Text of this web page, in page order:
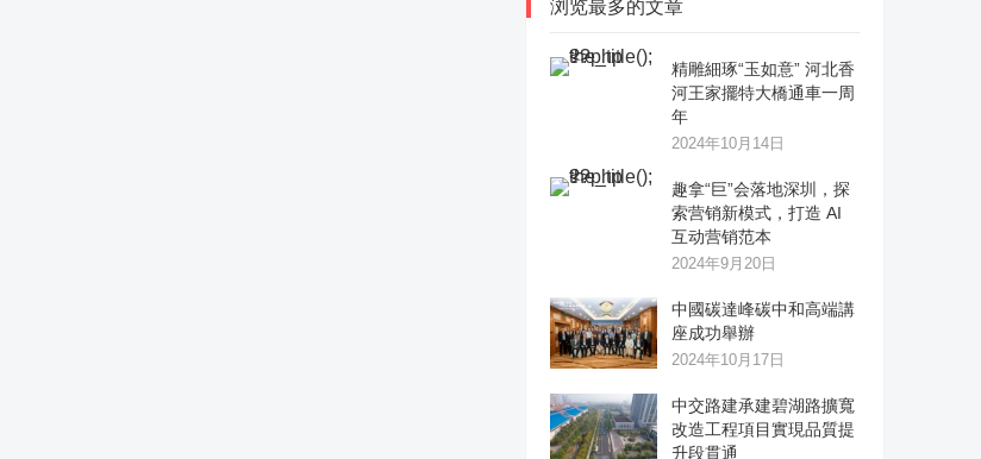
浏览最多的文章
精雕細琢“玉如意” 河北香
河王家擺特大橋通車一周
年
2024年10月14日
趣拿“巨”会落地深圳，探
索营销新模式，打造 AI
互动营销范本
2024年9月20日
中國碳達峰碳中和高端講
座成功舉辦
2024年10月17日
中交路建承建碧湖路擴寬
改造工程項目實現品質提
升段貫通